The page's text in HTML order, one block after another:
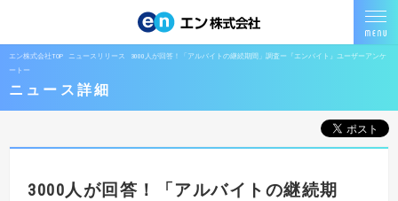
エン株式会社TOP ニュースリリース
3000人が回答！「アルバイトの継続期間」調査ー『エンバイト』ユーザーアンケ
ートー
ニュース詳細
3000人が回答！「アルバイトの継続期